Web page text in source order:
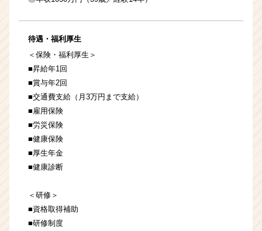
待遇・福利厚生
＜保険・福利厚生＞
■昇給年1回
■賞与年2回
■交通費支給（月3万円まで支給）
■雇用保険
■労災保険
■健康保険
■厚生年金
■健康診断
＜研修＞
■資格取得補助
■研修制度